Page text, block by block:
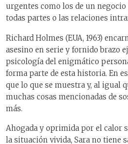
urgentes como los de un negocio
todas partes o las relaciones
Richard Holmes (EUA, 1963)
asesino en serie y fornido brazo
psicología del enigmático
forma parte de esta historia. En
que lo que se muestra y, al igual
muchas cosas mencionadas de
más.
Ahogada y oprimida por el calor
la situación vivida, Sara no tiene